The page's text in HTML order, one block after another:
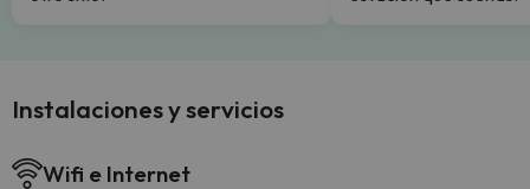
Instalaciones y servicios
Wifi e Internet